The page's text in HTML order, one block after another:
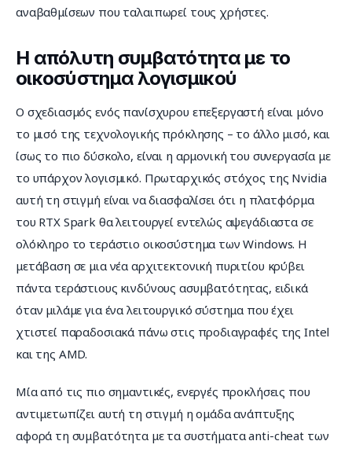
αναβαθμίσεων που ταλαιπωρεί τους χρήστες.
Η απόλυτη συμβατότητα με το
οικοσύστημα λογισμικού
Ο σχεδιασμός ενός πανίσχυρου επεξεργαστή είναι μόνο
το μισό της τεχνολογικής πρόκλησης – το άλλο μισό, και
ίσως το πιο δύσκολο, είναι η αρμονική του συνεργασία με
το υπάρχον λογισμικό. Πρωταρχικός στόχος της Nvidia
αυτή τη στιγμή είναι να διασφαλίσει ότι η πλατφόρμα
του RTX Spark θα λειτουργεί εντελώς αψεγάδιαστα σε
ολόκληρο το τεράστιο οικοσύστημα των Windows. Η
μετάβαση σε μια νέα αρχιτεκτονική πυριτίου κρύβει
πάντα τεράστιους κινδύνους ασυμβατότητας, ειδικά
όταν μιλάμε για ένα λειτουργικό σύστημα που έχει
χτιστεί παραδοσιακά πάνω στις προδιαγραφές της Intel
και της AMD.
Μία από τις πιο σημαντικές, ενεργές προκλήσεις που
αντιμετωπίζει αυτή τη στιγμή η ομάδα ανάπτυξης
αφορά τη συμβατότητα με τα συστήματα anti-cheat των